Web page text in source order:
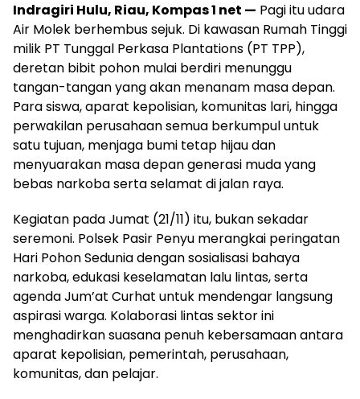
Indragiri Hulu, Riau, Kompas 1 net — Pagi itu udara
Air Molek berhembus sejuk. Di kawasan Rumah Tinggi
milik PT Tunggal Perkasa Plantations (PT TPP),
deretan bibit pohon mulai berdiri menunggu
tangan-tangan yang akan menanam masa depan.
Para siswa, aparat kepolisian, komunitas lari, hingga
perwakilan perusahaan semua berkumpul untuk
satu tujuan, menjaga bumi tetap hijau dan
menyuarakan masa depan generasi muda yang
bebas narkoba serta selamat di jalan raya.
Kegiatan pada Jumat (21/11) itu, bukan sekadar
seremoni. Polsek Pasir Penyu merangkai peringatan
Hari Pohon Sedunia dengan sosialisasi bahaya
narkoba, edukasi keselamatan lalu lintas, serta
agenda Jum’at Curhat untuk mendengar langsung
aspirasi warga. Kolaborasi lintas sektor ini
menghadirkan suasana penuh kebersamaan antara
aparat kepolisian, pemerintah, perusahaan,
komunitas, dan pelajar.